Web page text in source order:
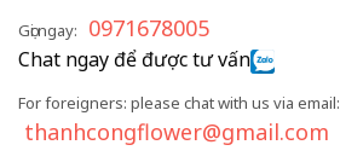
Gọi ngay: 0971678005
Chat ngay để được tư vấn
For foreigners: please chat with us via email:
thanhcongflower@gmail.com